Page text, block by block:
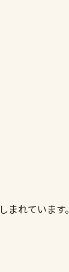
れています。